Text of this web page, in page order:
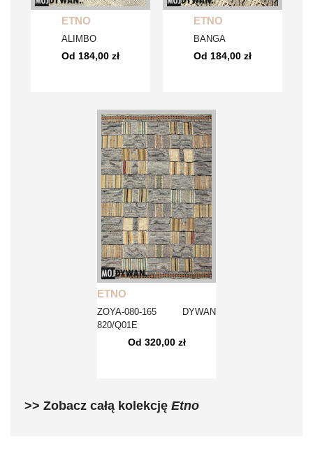
ETNO
ALIMBO
Od 184,00 zł
ETNO
BANGA
Od 184,00 zł
ETNO
ZOYA-080-165 DYWAN
820/Q01E
Od 320,00 zł
>> Zobacz całą kolekcję Etno